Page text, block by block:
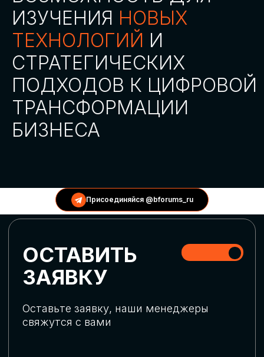
Присоединяйся @bforums_ru
АККРЕДИТАЦИЯ СМИ
СКАЧАТЬ ПРОГРАММУ
СТАТЬ УЧАСТНИКОМ
ГЛОБАЛЬНАЯ
ЦИФРОВИЗАЦИЯ
актуальных трендов глобальной цифровой
трансформации. Узнаем о новых подходах
массовом использовании ИИ-
инструментов, обеспечении
ИСКУССТВЕННЫЙ